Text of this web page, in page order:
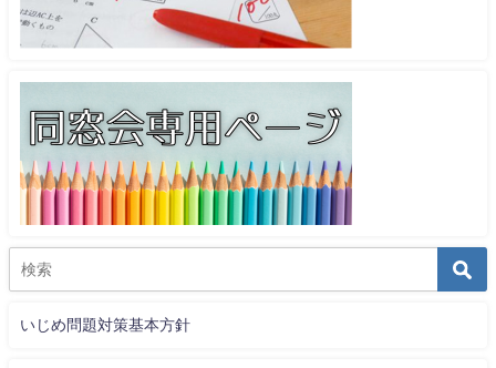
いじめ問題対策基本方針